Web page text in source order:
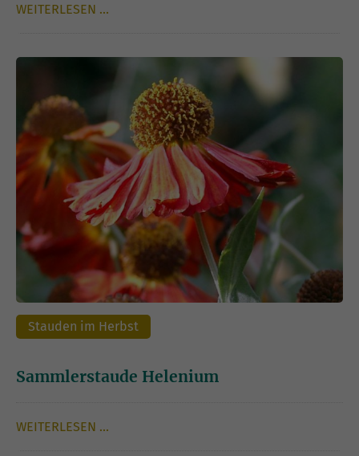
WEITERLESEN …
Stauden im Herbst
Sammlerstaude Helenium
WEITERLESEN …